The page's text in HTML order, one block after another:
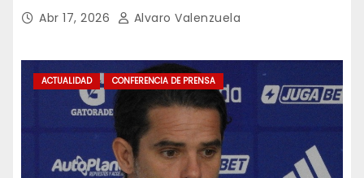
Abr 17, 2026 Alvaro Valenzuela
ACTUALIDAD CONFERENCIA DE PRENSA